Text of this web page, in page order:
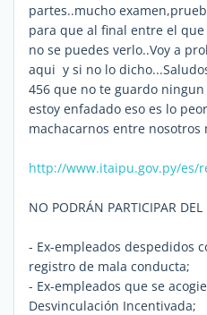
partes..mucho
para que al final entre el
no se puedes verlo..Voy a
aqui y si no lo
456 que no te guardo
estoy enfadado eso es lo
machacarnos entre nosotros
http://www.itaipu.gov.py/es/
NO PODRÁN PARTICIPAR DEL
- Ex-empleados despedidos
registro de mala conducta;
- Ex-empleados que se
Desvinculación Incentivada;